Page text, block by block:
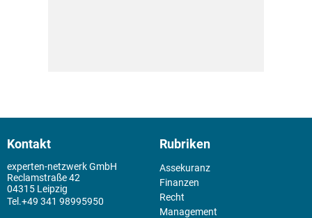
Kontakt
experten-netzwerk GmbH
Reclamstraße 42
04315 Leipzig
+49 341 98995950
Rubriken
Assekuranz
Finanzen
Recht
Management